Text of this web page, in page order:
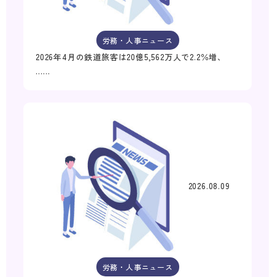
労務・人事ニュース
2026年4月の鉄道旅客は20億5,562万人で2.2％増、
……
2026.08.09
労務・人事ニュース